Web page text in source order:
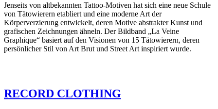
Jenseits von altbekannten Tattoo-Motiven hat sich eine neue Schule
von Tätowierern etabliert und eine moderne Art der
Körperverzierung entwickelt, deren Motive abstrakter Kunst und
grafischen Zeichnungen ähneln. Der Bildband „La Veine
Graphique“ basiert auf den Visionen von 15 Tätowierern, deren
persönlicher Stil von Art Brut und Street Art inspiriert wurde.
RECORD CLOTHING